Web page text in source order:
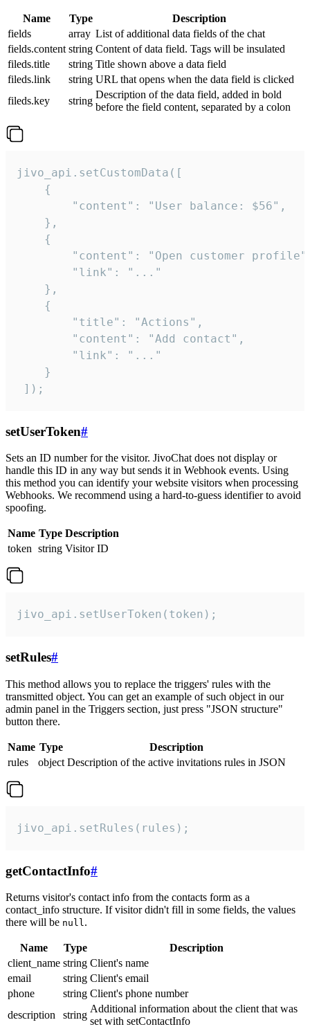
Name Type
Description
fields
array List of additional data fields of the chat
fields.content string Content of data field. Tags will be insulated
fileds.title
string Title shown above a data field
fileds.link
string URL that opens when the data field is clicked
fileds.key
string
Description of the data field, added in bold
before the field content, separated by a colon
jivo_api.setCustomData([
    {
        "content": "User balance: $56",
    },
    {
"content": "Open customer
        "link": "..."
    },
    {
        "title": "Actions",
        "content": "Add contact",
        "link": "..."
    }
]);
setUserToken#
Sets an ID number for the visitor. JivoChat does not display or
handle this ID in any way but sends it in Webhook events. Using
this method you can identify your website visitors when processing
Webhooks. We recommend using a hard-to-guess identifier to avoid
spoofing.
Name Type Description
token string Visitor ID
jivo_api.setUserToken(token);
setRules#
This method allows you to replace the triggers' rules with the
transmitted object. You can get an example of such object in our
admin panel in the Triggers section, just press "JSON structure"
button there.
Name Type
Description
rules
object Description of the active invitations rules in JSON
jivo_api.setRules(rules);
getContactInfo#
Returns visitor's contact info from the contacts form as a
contact_info structure. If visitor didn't fill in some fields, the values
there will be null.
Name Type
Description
client_name string Client's name
email
string Client's email
phone
string Client's phone number
description
string
Additional information about the client that was
set with setContactInfo